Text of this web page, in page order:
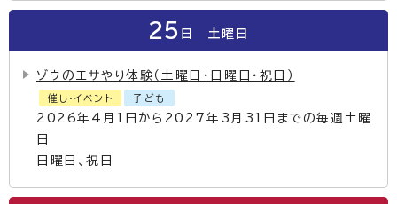
25 日 土曜日
ゾウのエサやり体験（土曜日・日曜日・祝日）
催し・イベント 子ども
2026年4月1日から2027年3月31日までの毎週土曜
日
日曜日、祝日